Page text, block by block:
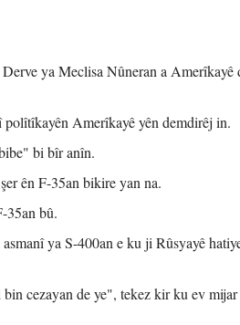
ya Meclisa Nûneran a Amerîkayê
Amerîkayê yên demdirêj in.
bi bîr anîn.
ên F-35an bikire yan na.
35an bû.
ya S-400an e ku ji Rûsyayê
cezayan de ye", tekez kir ku ev mijar